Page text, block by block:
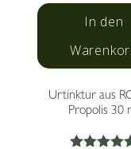
In den
Urtinktur aus
Propolis 30